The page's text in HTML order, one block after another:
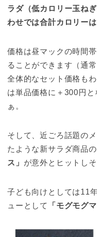
ラダ（低カロリー玉ね
わせでは合計カロリー
価格は昼マックの時間
ることができます（通
全体的なセット価格も
は単品価格に＋300円
ぁ。
そして、近ごろ話題の
たような新サラダ商品の
ス」 が意外とヒットしそ
子ども向けとしては11
ューとして
「モグモグ